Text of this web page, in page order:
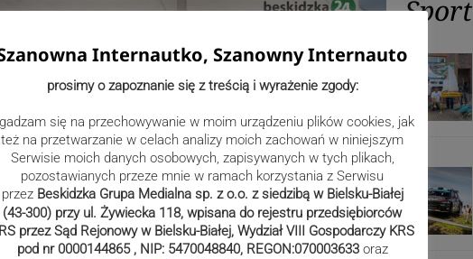
Sport
Internautko, Szanowny Internauto
prosimy o zapoznanie się z treścią i wyrażenie zgody:
się na przechowywanie w moim urządzeniu plików cookies, jak
też na przetwarzanie w celach analizy moich zachowań w niniejszym
Serwisie moich danych osobowych, zapisywanych w tych plikach,
pozostawianych przeze mnie w ramach korzystania z Serwisu
przez Beskidzka Grupa Medialna sp. z o.o. z siedzibą w Bielsku-Białej
(43-300) przy ul. Żywiecka 118, wpisana do rejestru przedsiębiorców
przez Sąd Rejonowy w Bielsku-Białej, Wydział VIII Gospodarczy KRS
pod nr 0000144865 , NIP: 5470048840, REGON:070003633 oraz